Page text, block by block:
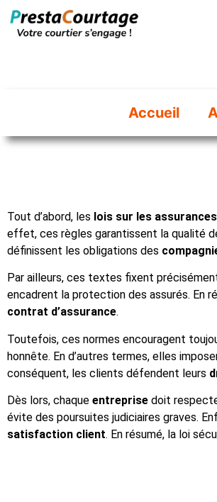
Accueil
Tout d’abord, les lois sur les assurances
effet, ces règles garantissent la qualité
définissent les obligations des
Par ailleurs, ces textes fixent
encadrent la protection des assurés. En
contrat d’assurance.
Toutefois, ces normes encouragent
honnête. En d’autres termes, elles
conséquent, les clients défendent leurs
Dès lors, chaque entreprise doit
évite des poursuites judiciaires graves.
satisfaction client. En résumé, la loi